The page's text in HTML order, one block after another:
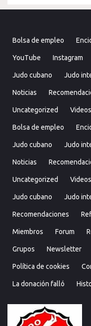
Bolsa de empleo
YouTube Instagram
Judo cubano Judo
Noticias
Uncategorized Videos
Bolsa de empleo
Judo cubano Judo
Noticias
Uncategorized Videos
Judo cubano Judo
Recomendaciones
Miembros Forum
Grupos Newsletter
Política de cookies
La donación falló